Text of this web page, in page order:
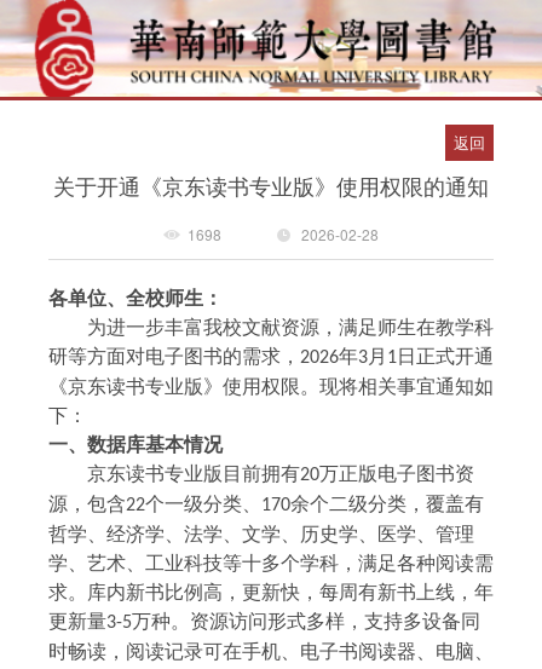
关于开通《京东读书专业版》使用权限的通知
1698 2026-02-28
返回
各单位、 全校师生：
为进一步丰富我校文献资源，满足师生在教学科
研等方面对电子图书的需求， 2026年3月 1日正式开通
《京东读书专业版》 使用权限。现将相关事宜通知如
下：
一、 数据库基本情况
京东读书专业版目前拥有20万正版电子图书资
源，包含22个一级分类、 170余个二级分类，覆盖有
哲学、经济学、法学、文学、历史学、医学、管理
学、艺术、工业科技等十多个学科，满足各种阅读需
求。库内新书比例高，更新快，每周有新书上线，年
更新量3-5万种。资源访问形式多样，支持多设备同
时畅读，阅读记录可在手机、电子书阅读器、电脑、